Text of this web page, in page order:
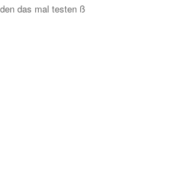
das mal testen ß